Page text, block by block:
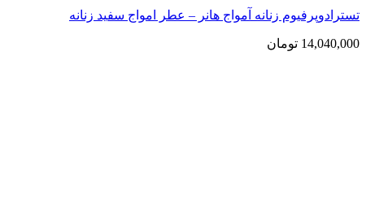
تسترادوپرفیوم زنانه آمواج هانر – عطر امواج سفید زنانه
14,040,000 تومان